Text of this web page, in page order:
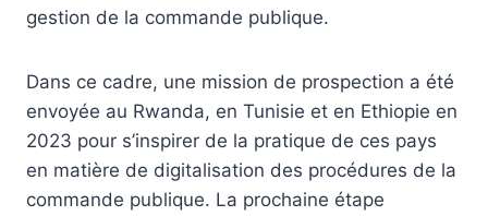
gestion de la commande publique.
Dans ce cadre, une mission de prospection a été
envoyée au Rwanda, en Tunisie et en Ethiopie en
2023 pour s’inspirer de la pratique de ces pays
en matière de digitalisation des procédures de la
commande publique. La prochaine étape